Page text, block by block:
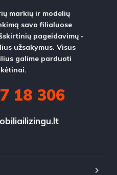
markių ir modelių
savo filialuose
pageidavimų -
užsakymus. Visus
galime parduoti
18 306